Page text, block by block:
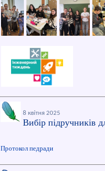
8 квітня 2025
Вибір підручників
Протокол педради